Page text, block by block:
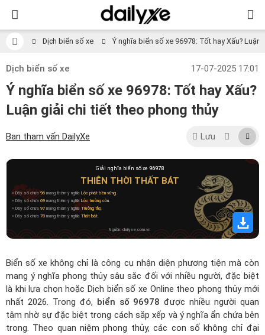
Dịch biển số xe Ý nghĩa biển số xe 96978: Tốt hay Xấu?
Dịch biển số xe 17-07-2025 17:01
Ý nghĩa biển số xe 96978: Tốt hay Xấu?
Luận giải chi tiết theo phong thủy
Ban tham vấn DailyXe Lưu
Giải nghĩa biển số xe 96978
THIÊN THỜI THẤT BÁT
» Dãy số chứa96 mang thêm ý nghĩa Lộc phát bền vững.
» Dãy số chứa 69 mang thêm ý nghĩaLộc trường cửu.
» Dãy số chứa 97 mang thêm ý nghĩaTrường thọ.
» Dãy số chứa 78 mang thêm ý nghĩa Thất bát.
Nguồn: dailyxe.com.vn
Biển số xe không chỉ là công cụ nhận diện phương tiện mà còn
mang ý nghĩa phong thủy sâu sắc đối với nhiều người, đặc biệt
là khi lựa chọn hoặcDịch biển số xe Online theo phong thủy mới
nhất 2026. Trong đó, biển số 96978 được nhiều người quan
tâm nhờ sự đặc biệt trong cách sắp xếp và ý nghĩa ẩn chứa bên
trong. Theo quan niệm phong thủy, các con số không chỉ đại